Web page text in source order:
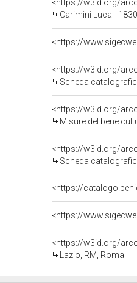
<https://w3id.org/
Carimini Luca -
<https://w3id.org/
Scheda
<https://w3id.org/
Misure del bene
<https://w3id.org/
Scheda
<https://
<https://w3id.org/
Lazio, RM, Roma